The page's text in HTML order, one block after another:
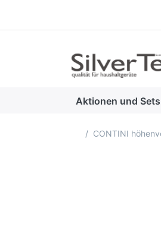
Aktionen und Sets
Startseite
CONTINI